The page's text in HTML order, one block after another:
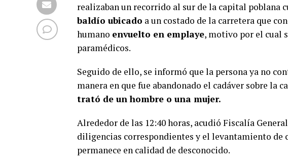
realizaban un recorrido al sur de la capital poblana
baldío ubicado a un costado de la carretera que
humano envuelto en emplaye, motivo por el cual
paramédicos.
Seguido de ello, se informó que la persona ya no
manera en que fue abandonado el cadáver sobre la
trató de un hombre o una mujer.
Alrededor de las 12:40 horas, acudió Fiscalía
diligencias correspondientes y el levantamiento de
permanece en calidad de desconocido.